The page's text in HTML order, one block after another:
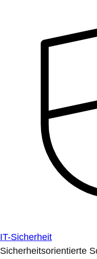
IT-Sicherheit
Sicherheitsorientierte